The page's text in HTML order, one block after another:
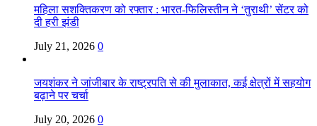
महिला सशक्तिकरण को रफ्तार : भारत-फिलिस्तीन ने ‘तुराथी’ सेंटर को
दी हरी झंडी
July 21, 2026 0
जयशंकर ने जांजीबार के राष्ट्रपति से की मुलाकात, कई क्षेत्रों में सहयोग
बढ़ाने पर चर्चा
July 20, 2026 0